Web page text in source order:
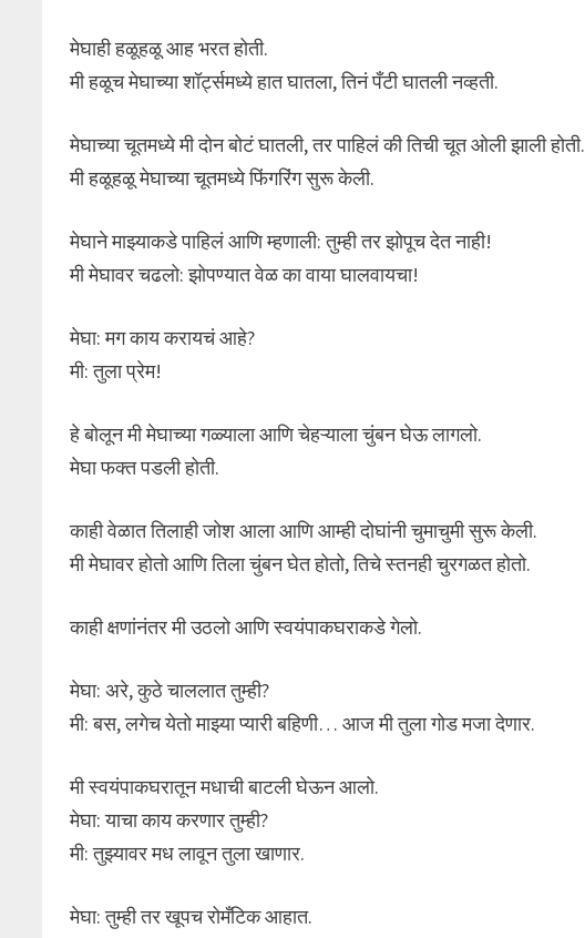
मेघाही हळूहळू आह भरत होती.
मी हळूच मेघाच्या शॉर्ट्समध्ये हात घातला, तिनं पँटी घातली नव्हती.
मेघाच्या चूतमध्ये मी दोन बोटं घातली, तर पाहिलं की तिची चूत ओली झाली होती.
मी हळूहळू मेघाच्या चूतमध्ये फिंगरिंग सुरू केली.
मेघाने माझ्याकडे पाहिलं आणि म्हणाली: तुम्ही तर झोपूच देत नाही!
मी मेघावर चढलो: झोपण्यात वेळ का वाया घालवायचा!
मेघा: मग काय करायचं आहे?
मी: तुला प्रेम!
हे बोलून मी मेघाच्या गळ्याला आणि चेहऱ्याला चुंबन घेऊ लागलो.
मेघा फक्त पडली होती.
काही वेळात तिलाही जोश आला आणि आम्ही दोघांनी चुमाचुमी सुरू केली.
मी मेघावर होतो आणि तिला चुंबन घेत होतो, तिचे स्तनही चुरगळत होतो.
काही क्षणांनंतर मी उठलो आणि स्वयंपाकघराकडे गेलो.
मेघा: अरे, कुठे चाललात तुम्ही?
मी: बस, लगेच येतो माझ्या प्यारी बहिणी… आज मी तुला गोड मजा देणार.
मी स्वयंपाकघरातून मधाची बाटली घेऊन आलो.
मेघा: याचा काय करणार तुम्ही?
मी: तुझ्यावर मध लावून तुला खाणार.
मेघा: तुम्ही तर खूपच रोमँटिक आहात.